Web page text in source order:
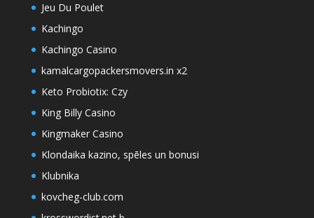
Jeu Du Poulet
Kachingo
Kachingo Casino
kamalcargopackersmovers.in x2
Keto Probiotix: Czy
King Billy Casino
Kingmaker Casino
Klondaika kazino, spēles un bonusi
Klubnika
kovcheg-club.com